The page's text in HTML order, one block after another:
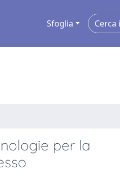
Sfoglia
per la